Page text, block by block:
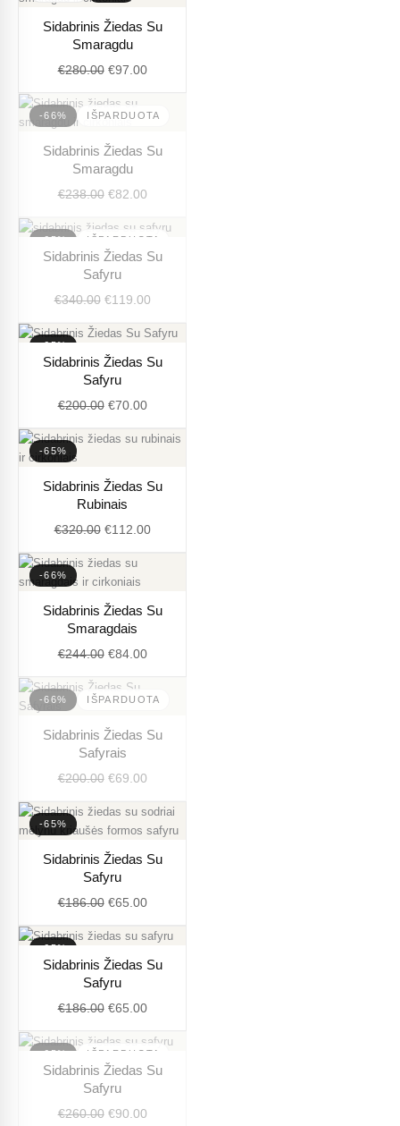
Sidabrinis Žiedas Su
Smaragdu
€280.00
price
was:
€280.00.
€97.00
price
€97.00.
-66% IŠPARDUOTA
Sidabrinis Žiedas Su
Smaragdu
€238.00
price
was:
€238.00.
€82.00
price
€82.00.
-65% IŠPARDUOTA
Sidabrinis Žiedas Su
Safyru
€340.00
price
was:
€340.00.
€119.00
price
€119.00.
-65%
Sidabrinis Žiedas Su
Safyru
€200.00
price
was:
€200.00.
€70.00
price
€70.00.
-65%
Sidabrinis Žiedas Su
Rubinais
€320.00
price
was:
€320.00.
€112.00
price
€112.00.
-66%
Sidabrinis Žiedas Su
Smaragdais
€244.00
price
was:
€244.00.
€84.00
price
€84.00.
-66% IŠPARDUOTA
Sidabrinis Žiedas Su
Safyrais
€200.00
price
was:
€200.00.
€69.00
price
€69.00.
-65%
Sidabrinis Žiedas Su
Safyru
€186.00
price
was:
€186.00.
€65.00
price
€65.00.
-65%
Sidabrinis Žiedas Su
Safyru
€186.00
price
was:
€186.00.
€65.00
price
€65.00.
-65% IŠPARDUOTA
Sidabrinis Žiedas Su
Safyru
€260.00
price
was:
€260.00.
€90.00
price
€90.00.